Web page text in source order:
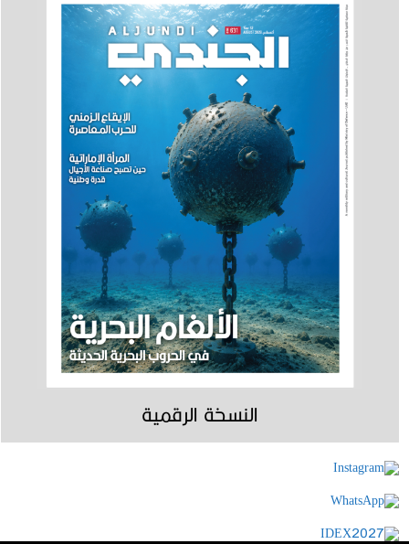
النسخة الرقمية